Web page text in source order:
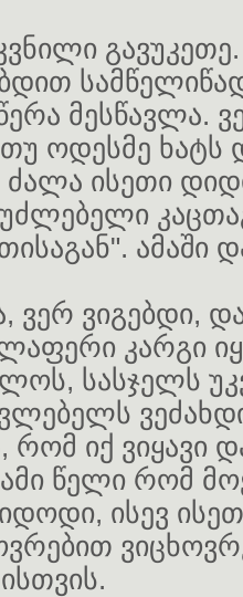
მესწავლა.
ოდესმე ხატს
ისეთი
ამაში
ვიგებდი,
კარგი
სასჯელს
იქ ვიყავი
წელი რომ
ისევ